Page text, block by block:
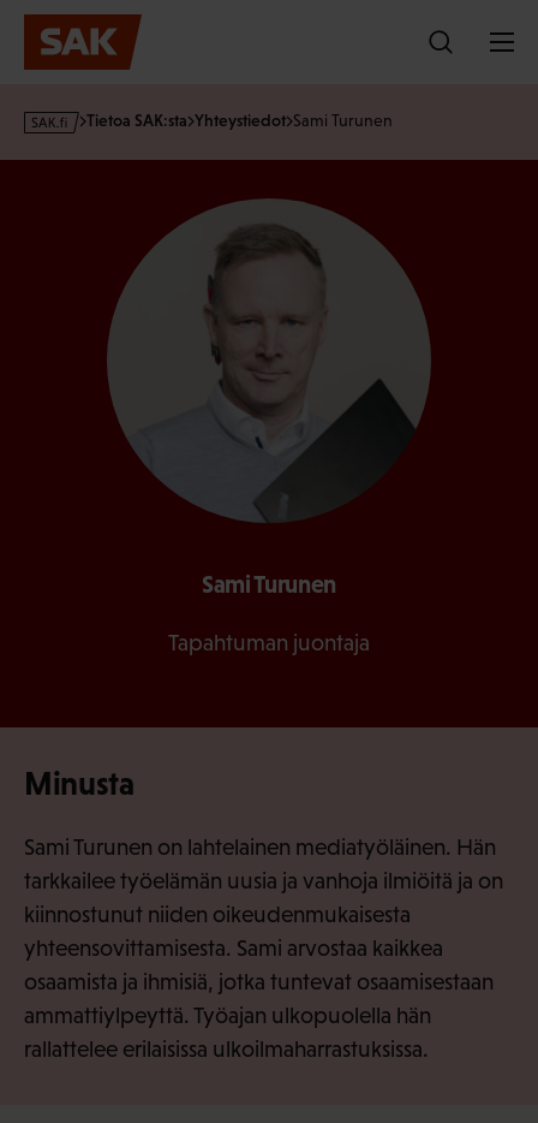
Hyppää
sisältöön
s
Tietoa SAK:sta Yhteystiedot Sami Turunen
Sami Turunen
Tapahtuman juontaja
Minusta
Sami Turunen on lahtelainen mediatyöläinen. Hän
tarkkailee työelämän uusia ja vanhoja ilmiöitä ja on
kiinnostunut niiden oikeudenmukaisesta
yhteensovittamisesta. Sami arvostaa kaikkea
osaamista ja ihmisiä, jotka tuntevat osaamisestaan
ammattiylpeyttä. Työajan ulkopuolella hän
rallattelee erilaisissa ulkoilmaharrastuksissa.